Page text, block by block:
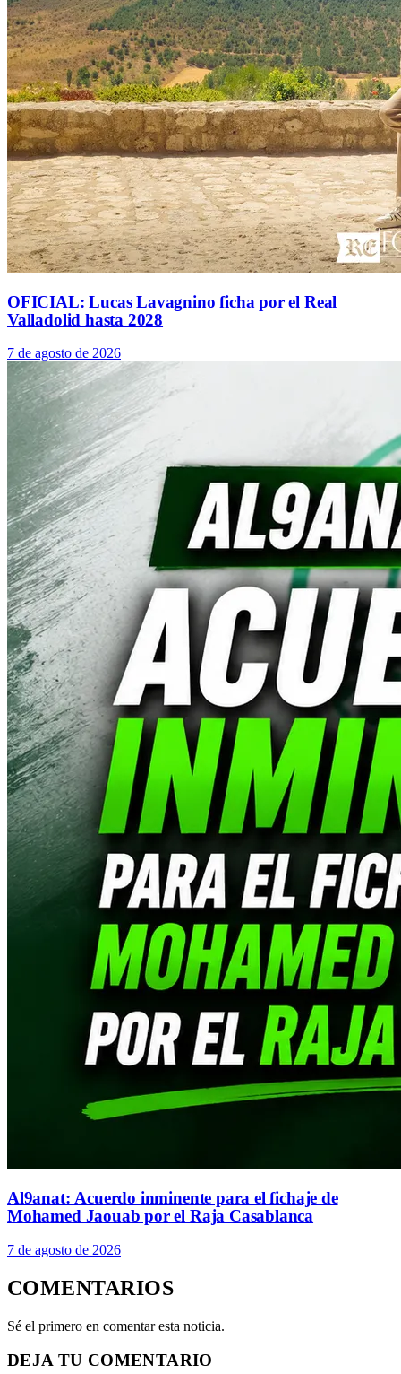
OFICIAL: Lucas Lavagnino ficha por el Real
Valladolid hasta 2028
7 de agosto de 2026
Al9anat: Acuerdo inminente para el fichaje de
Mohamed Jaouab por el Raja Casablanca
7 de agosto de 2026
COMENTARIOS
Sé el primero en comentar esta noticia.
DEJA TU COMENTARIO